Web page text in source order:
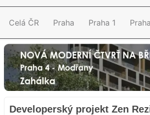
Celá ČR Praha Praha 1
Developerský projekt Zen